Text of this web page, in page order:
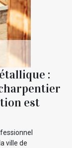
:
est
ville de